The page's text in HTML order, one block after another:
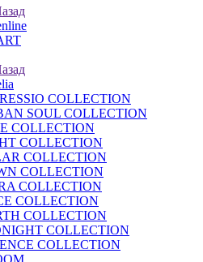
COLLECTION
SOUL COLLECTION
COLLECTION
COLLECTION
COLLECTION
COLLECTION
COLLECTION
COLLECTION
COLLECTION
COLLECTION
COLLECTION